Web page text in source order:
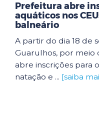
Prefeitura abre
aquáticos nos
balneário
A partir do dia 18 de
Guarulhos, por meio
abre inscrições para
natação e ... [saiba